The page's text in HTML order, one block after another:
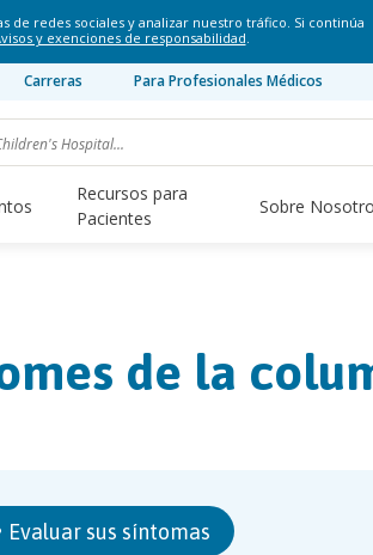
de redes sociales y analizar nuestro tráfico. Si continúa
y exenciones de responsabilidad.
Carreras Para Profesionales Médicos
Recursos para
Pacientes
Sobre
de la
Evaluar sus síntomas